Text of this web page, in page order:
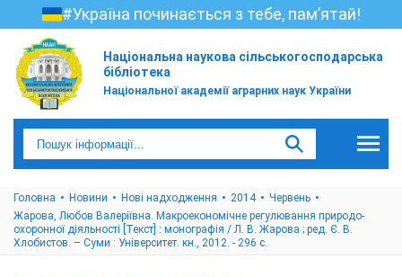
#Україна починається з тебе, пам’ятай!
Національна наукова сільськогосподарська
бібліотека
Національної академії аграрних наук України
Головна Новини Нові надходження 2014
Червень
Жарова, Любов Валеріївна. Макроекономічне регулювання природо-
охоронної діяльності [Текст] : монографія / Л. В. Жарова ; ред. Є. В.
Хлобистов. – Суми : Університет. кн., 2012. - 296 с.